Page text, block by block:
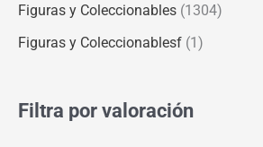
Figuras y Coleccionables (1304)
Figuras y Coleccionablesf (1)
Filtra por valoración